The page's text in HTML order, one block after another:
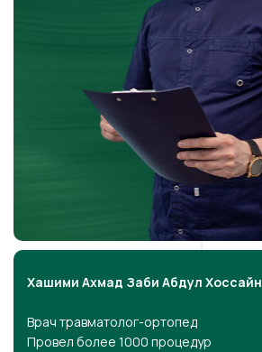
Хашими Ахмад Заби Абдул Хоссайн
Врач травматолог-ортопед
Провел более 1000 процедур